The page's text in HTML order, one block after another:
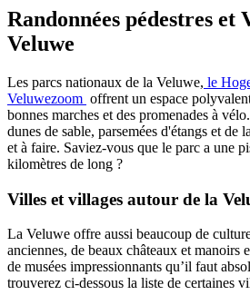
Randonnées pédestres et
Veluwe
Les parcs nationaux de la Veluwe, le
Veluwezoom offrent un espace
bonnes marches et des promenades à
dunes de sable, parsemées d'étangs et de
et à faire. Saviez-vous que le parc a une
kilomètres de long ?
Villes et villages autour de la
La Veluwe offre aussi beaucoup de
anciennes, de beaux châteaux et manoirs
de musées impressionnants qu’il faut
trouverez ci-dessous la liste de certaines